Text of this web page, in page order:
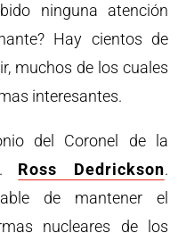
ninguna atención
Hay cientos de
muchos de los cuales
interesantes.
del Coronel de la
Ross Dedrickson.
de mantener el
nucleares de los